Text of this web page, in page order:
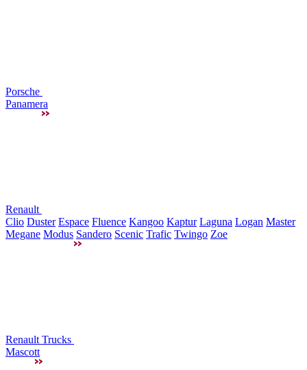
Porsche
Panamera
Renault
Clio Duster Espace Fluence Kangoo Kaptur Laguna Logan Master
Megane Modus Sandero Scenic Trafic Twingo Zoe
Renault Trucks
Mascott